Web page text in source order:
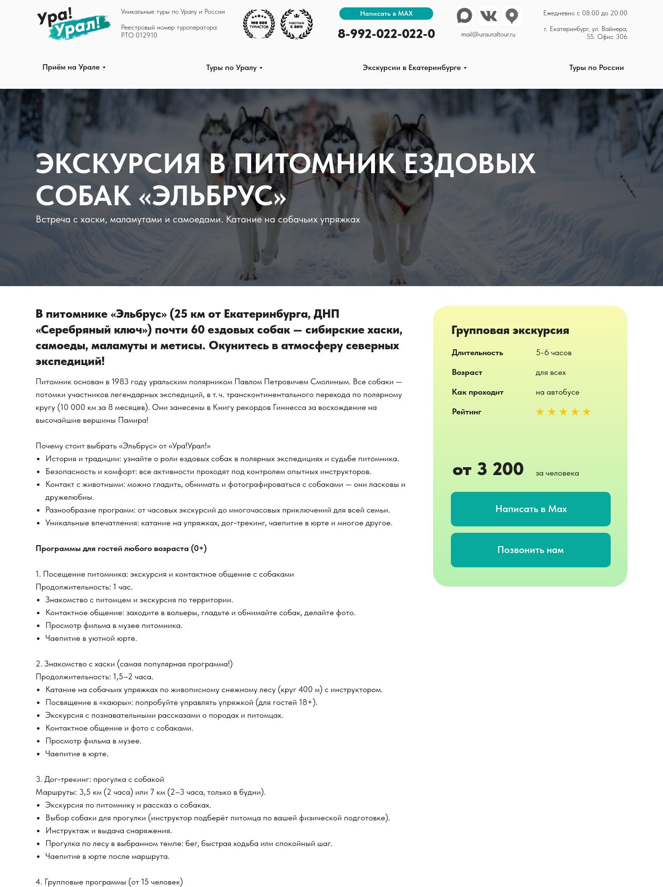
Экскурсии в Екатеринбурге
Уникальные туры по Уралу и России
Реестровый номер туроператора:
РТО 012910
mail@urauraltour.ru
Туры по Уралу Туры по России
Приём на Урале
Ежедневно с 08:00 до 20:00
г. Екатеринбург, ул. Вайнера,
55. Офис 306
8-992-022-022-0
Написать в MAX
Экскурсии в Екатеринбурге
Туры по Уралу Туры по России
Приём на Урале
ЭКСКУРСИЯ В ПИТОМНИК ЕЗДОВЫХ
СОБАК «ЭЛЬБРУС»
Встреча с хаски, маламутами и самоедами. Катание на собачьих упряжках
Питомник основан в 1983 году уральским полярником Павлом Петровичем Смолиным. Все собаки —
потомки участников легендарных экспедиций, в т. ч. трансконтинентального перехода по полярному
кругу (10 000 км за 8 месяцев). Они занесены в Книгу рекордов Гиннесса за восхождение на
высочайшие вершины Памира!
Почему стоит выбрать «Эльбрус» от «Ура!Урал!»
История и традиции: узнайте о роли ездовых собак в полярных экспедициях и судьбе питомника.
Безопасность и комфорт: все активности проходят под контролем опытных инструкторов.
Контакт с животными: можно гладить, обнимать и фотографироваться с собаками — они ласковы и
дружелюбны.
Разнообразие программ: от часовых экскурсий до многочасовых приключений для всей семьи.
Уникальные впечатления: катание на упряжках, дог‑трекинг, чаепитие в юрте и многое другое.
Программы для гостей любого возраста (0+)
1. Посещение питомника: экскурсия и контактное общение с собаками
Продолжительность: 1 час.
Знакомство с питомцем и экскурсия по территории.
Контактное общение: заходите в вольеры, гладьте и обнимайте собак, делайте фото.
Просмотр фильма в музее питомника.
Чаепитие в уютной юрте.
2. Знакомство с хаски (самая популярная программа!)
Продолжительность: 1,5–2 часа.
Катание на собачьих упряжках по живописному снежному лесу (круг 400 м) с инструктором.
Посвящение в «каюры»: попробуйте управлять упряжкой (для гостей 18+).
Экскурсия с познавательными рассказами о породах и питомцах.
Контактное общение и фото с собаками.
Просмотр фильма в музее.
Чаепитие в юрте.
3. Дог‑трекинг: прогулка с собакой
Маршруты: 3,5 км (2 часа) или 7 км (2–3 часа, только в будни).
Экскурсия по питомнику и рассказ о собаках.
Выбор собаки для прогулки (инструктор подберёт питомца по вашей физической подготовке).
Инструктаж и выдача снаряжения.
Прогулка по лесу в выбранном темпе: бег, быстрая ходьба или спокойный шаг.
Чаепитие в юрте после маршрута.
4. Групповые программы (от 15 человек)
В питомнике «Эльбрус» (25 км от Екатеринбурга, ДНП
«Серебряный ключ») почти 60 ездовых собак — сибирские хаски,
самоеды, маламуты и метисы. Окунитесь в атмосферу северных
экспедиций!
Групповая экскурсия
Длительность
5-6 часов
Возраст
для всех
Как проходит
на автобусе
Рейтинг
от 3 200 за человека
Написать в Max
Позвонить нам